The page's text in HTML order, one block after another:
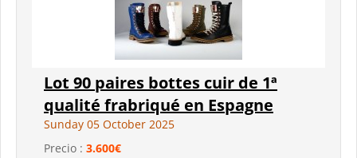
Lot 90 paires bottes cuir de 1ª
qualité frabriqué en Espagne
Sunday 05 October 2025
Precio : 3.600€